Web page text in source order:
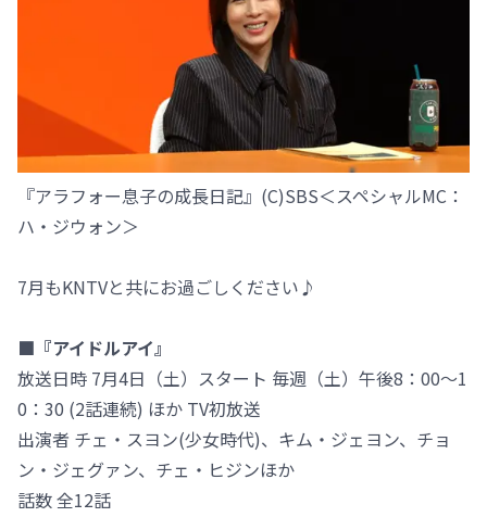
『アラフォー息子の成長日記』(C)SBS＜スペシャルMC：
ハ・ジウォン＞
7月もKNTVと共にお過ごしください♪
■『アイドルアイ』
放送日時 7月4日（土）スタート 毎週（土）午後8：00～1
0：30 (2話連続) ほか TV初放送
出演者 チェ・スヨン(少女時代)、キム・ジェヨン、チョ
ン・ジェグァン、チェ・ヒジンほか
話数 全12話